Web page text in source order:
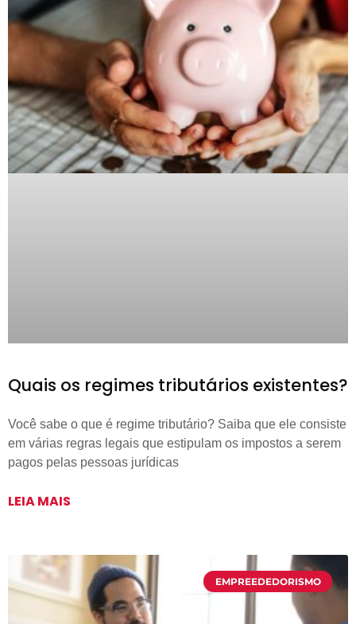
Quais os regimes tributários existentes?
Você sabe o que é regime tributário? Saiba que ele consiste
em várias regras legais que estipulam os impostos a serem
pagos pelas pessoas jurídicas
LEIA MAIS
EMPREEDEDORISMO